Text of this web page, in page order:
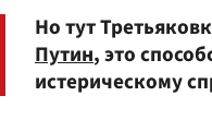
Но тут
Путин, это
истерическому